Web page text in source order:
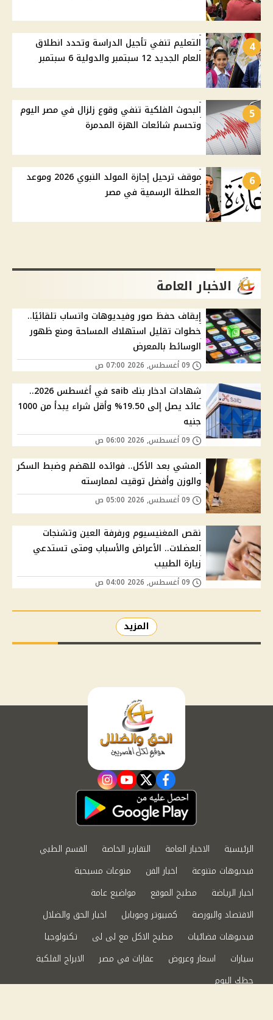
4
التعليم تنفي تأجيل الدراسة وتحدد انطلاق
العام الجديد 12 سبتمبر والدولية 6 سبتمبر
5
البحوث الفلكية تنفي وقوع زلزال في مصر اليوم
وتحسم شائعات الهزة المدمرة
6
موقف ترحيل إجازة المولد النبوي 2026 وموعد
العطلة الرسمية في مصر
الاخبار العامة
إيقاف حفظ صور وفيديوهات واتساب تلقائيًا..
خطوات تقليل استهلاك المساحة ومنع ظهور
الوسائط بالمعرض
شهادات ادخار بنك saib في أغسطس 2026..
عائد يصل إلى 19.50% وأقل شراء يبدأ من 1000
جنيه
المشي بعد الأكل.. فوائده للهضم وضبط السكر
والوزن وأفضل توقيت لممارسته
نقص المغنيسيوم ورفرفة العين وتشنجات
العضلات.. الأعراض والأسباب ومتى تستدعي
زيارة الطبيب
المزيد
facebook
twitter
youtube
instagram
الرئيسية الاخبار العامة التقارير الخاصة
القسم الطبي
فيديوهات متنوعة
اخبار الفن
منوعات مسيحية
اخبار الرياضة
مطبخ الموقع
مواضيع عامة
الاقتصاد والبورصة
كمبيوتر وموبايل
اخبار الحق والضلال
فيديوهات فضائيات
مطبخ الاكل مع لى لى
تكنولوجيا
سيارات
اسعار وعروض عقارات في مصر
الابراج الفلكية
حظك اليوم